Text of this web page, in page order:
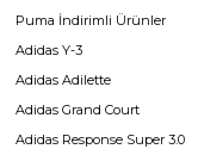
Puma İndirimli Ürünler
Adidas Y-3
Adidas Adilette
Adidas Grand Court
Adidas Response Super 3.0